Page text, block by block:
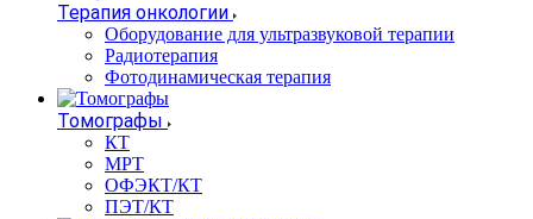
Терапия онкологии
Оборудование для ультразвуковой терапии
Радиотерапия
Фотодинамическая терапия
Томографы
КТ
МРТ
ОФЭКТ/КТ
ПЭТ/КТ